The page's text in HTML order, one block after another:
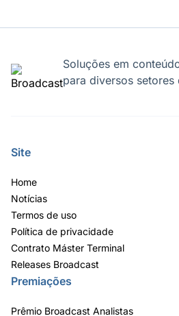
Soluções em
para diversos setores
Site
Home
Notícias
Termos de uso
Política de privacidade
Contrato Máster Terminal
Releases Broadcast
Premiações
Prêmio Broadcast Analistas